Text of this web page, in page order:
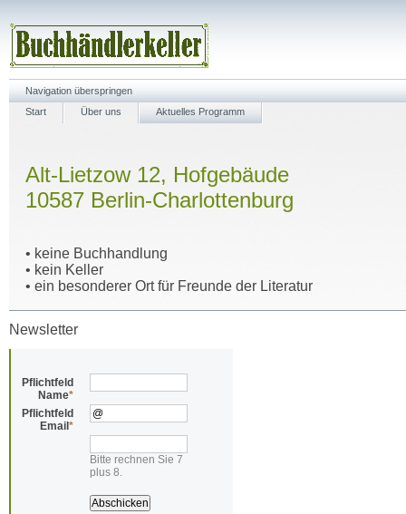
Navigation überspringen
Start
Über uns Aktuelles Programm
Alt-Lietzow 12, Hofgebäude
10587 Berlin-Charlottenburg
• keine Buchhandlung
• kein Keller
• ein besonderer Ort für Freunde der Literatur
Newsletter
Pflichtfeld
Name*
Pflichtfeld
Email *
Bitte rechnen Sie 7
plus 8.